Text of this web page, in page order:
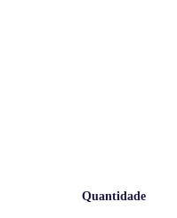
Quantidade